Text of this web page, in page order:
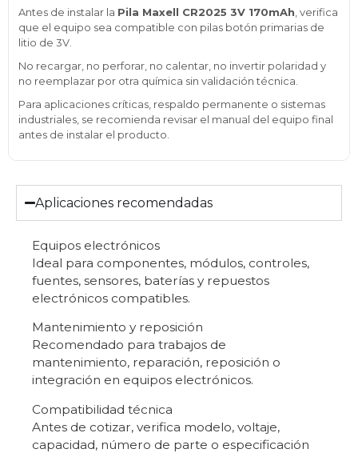
Antes de instalar la Pila Maxell CR2025 3V 170mAh , verifica
que el equipo sea compatible con pilas botón primarias de
litio de 3V.
No recargar, no perforar, no calentar, no invertir polaridad y
no reemplazar por otra química sin validación técnica.
Para aplicaciones críticas, respaldo permanente o sistemas
industriales, se recomienda revisar el manual del equipo final
antes de instalar el producto.
Aplicaciones recomendadas
Equipos electrónicos
Ideal para componentes, módulos, controles,
fuentes, sensores, baterías y repuestos
electrónicos compatibles.
Mantenimiento y reposición
Recomendado para trabajos de
mantenimiento, reparación, reposición o
integración en equipos electrónicos.
Compatibilidad técnica
Antes de cotizar, verifica modelo, voltaje,
capacidad, número de parte o especificación